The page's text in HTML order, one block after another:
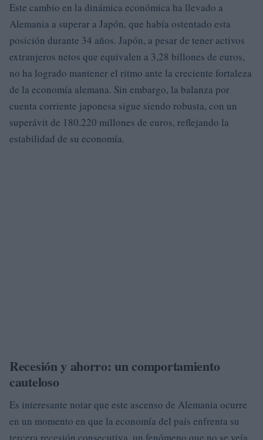
Este cambio en la dinámica económica ha llevado a
Alemania a superar a Japón, que había ostentado esta
posición durante 34 años. Japón, a pesar de tener activos
extranjeros netos que equivalen a 3,28 billones de euros,
no ha logrado mantener el ritmo ante la creciente fortaleza
de la economía alemana. Sin embargo, la balanza por
cuenta corriente japonesa sigue siendo robusta, con un
superávit de 180.220 millones de euros, reflejando la
estabilidad de su economía.
Recesión y ahorro: un comportamiento
cauteloso
Es interesante notar que este ascenso de Alemania ocurre
en un momento en que la economía del país enfrenta su